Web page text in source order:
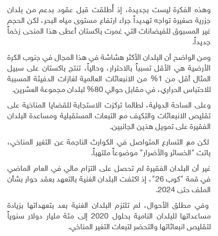
وهذه الفكرة ليست بجديدة، إذ أُطلقت قبل عقود بدعم من بلدان
جزرية صغيرة تواجه تهديداً جراء ارتفاع مستوى مياه البحر، لكن الحجم
غير المسبوق للفيضانات التي غمرت باكستان أعطى هذا المنحى زخماً
جديداً.
ومن الواضح أن البلدان الأكثر هشاشة في هذا المجال في جنوب الكرة
الأرضية هي الأقل تسبباً بالاحترار، وحالياً، تنتج باكستان على سبيل
المثال أقل من 1% من الانبعاثات العالمية لغازات الدفيئة المسببة
للاحتباس الحراري، في مقابل حوالي 80% لبلدان مجموعة العشرين
.
وعلى الساحة الدولية، لطالما تركزت الاستجابة للقضايا المناخية على
تقليص الانبعاثات والتكيف مع التبعات المستقبلية ومساعدة البلدان
الفقيرة على تمويل هذين الجانبين.
لكن مع التسارع المتواصل في الكوارث الناجمة عن التغير المناخي،
باتت "الخسائر والأضرار" موضوعاً ملتهباً.
غير أن البلدان الفقيرة لم تحصل على التزام مالي في العام الماضي
في قمة "كوب 26"، إذ اكتفت البلدان الغنية بالتعهد بعقد حوار بشأن
الملف حتى 2024.
وفي مطلق الأحوال، لم تلتزم البلدان الغنية بعد بتعهداتها بزيادة
مساعداتها للبلدان النامية بحلول 2020 إلى مئة مليار دولار سنوياً
لتقليص انبعاثاتها والتحضر لتبعات التغير المناخي.